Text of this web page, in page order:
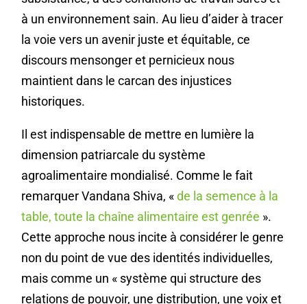
à un environnement sain. Au lieu d’aider à tracer
la voie vers un avenir juste et équitable, ce
discours mensonger et pernicieux nous
maintient dans le carcan des injustices
historiques.
Il est indispensable de mettre en lumière la
dimension patriarcale du système
agroalimentaire mondialisé. Comme le fait
remarquer Vandana Shiva, «de la semence à la
table, toute la chaîne alimentaire est genrée ».
Cette approche nous incite à considérer le genre
non du point de vue des identités individuelles,
mais comme un « système qui structure des
relations de pouvoir, une distribution, une voix et